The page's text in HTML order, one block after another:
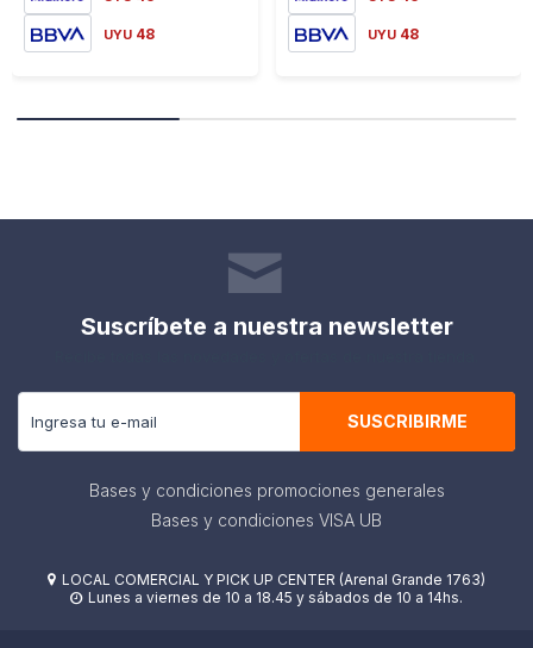
UYU 48 UYU 48
Suscríbete a nuestra newsletter
SUSCRIBIRME
Bases y condiciones promociones generales
Bases y condiciones VISA UB
 LOCAL COMERCIAL Y PICK UP CENTER (Arenal Grande 1763)
 Lunes a viernes de 10 a 18.45 y sábados de 10 a 14hs.